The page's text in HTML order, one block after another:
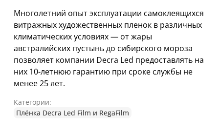
Многолетний опыт эксплуатации самоклеящихся
витражных художественных пленок в различных
климатических условиях — от жары
австралийских пустынь до сибирского мороза
позволяет компании Decra Led предоставлять на
них 10-летнюю гарантию при сроке службы не
менее 25 лет.
Категории:
Плёнка Decra Led Film и RegaFilm